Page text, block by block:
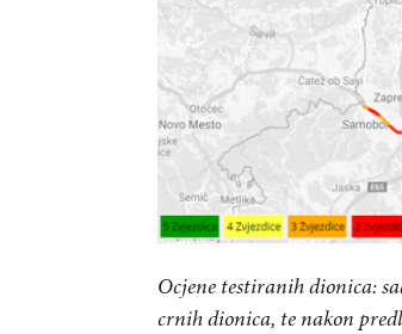
Ocjene testiranih dionica:
crnih dionica, te nakon